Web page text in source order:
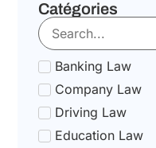
Catégories
Banking Law
Company Law
Driving Law
Education Law